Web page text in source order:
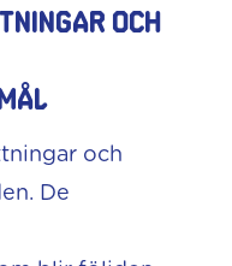
och
och
De